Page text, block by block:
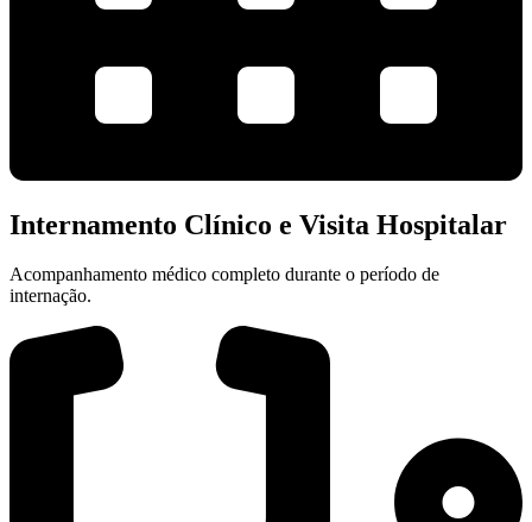
Internamento Clínico e Visita Hospitalar
Acompanhamento médico completo durante o período de
internação.